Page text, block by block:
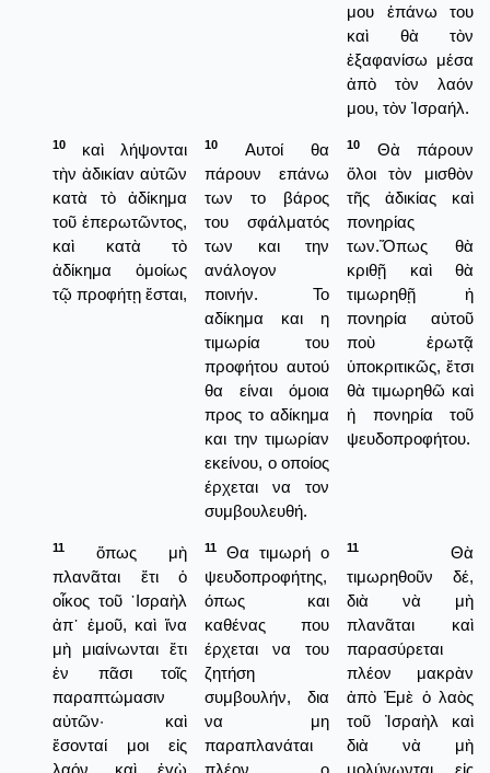
μου ἐπάνω του
καὶ θὰ τὸν
ἐξαφανίσω μέσα
ἀπὸ τὸν λαόν
μου, τὸν Ἰσραήλ.
10
καὶ λήψονται
τὴν ἀδικίαν αὐτῶν
κατὰ τὸ ἀδίκημα
τοῦ ἐπερωτῶντος,
καὶ κατὰ τὸ
ἀδίκημα ὁμοίως
τῷ προφήτῃ ἔσται,
10
Αυτοί θα
πάρουν επάνω
των το βάρος
του σφάλματός
των και την
ανάλογον
ποινήν. Το
αδίκημα και η
τιμωρία του
προφήτου αυτού
θα είναι όμοια
προς το αδίκημα
και την τιμωρίαν
εκείνου, ο οποίος
έρχεται να τον
συμβουλευθή.
10
Θὰ πάρουν
ὅλοι τὸν μισθὸν
τῆς ἀδικίας καὶ
πονηρίας
των.Ὅπως θὰ
κριθῇ καὶ θὰ
τιμωρηθῇ ἡ
πονηρία αὐτοῦ
ποὺ ἐρωτᾷ
ὑποκριτικῶς, ἔτσι
θὰ τιμωρηθῶ καὶ
ἡ πονηρία τοῦ
ψευδοπροφήτου.
11
ὅπως μὴ
πλανᾶται ἔτι ὁ
οἶκος τοῦ ᾿Ισραὴλ
ἀπ᾿ ἐμοῦ, καὶ ἵνα
μὴ μιαίνωνται ἔτι
ἐν πᾶσι τοῖς
παραπτώμασιν
αὐτῶν· καὶ
ἔσονταί μοι εἰς
λαόν, καὶ ἐγὼ
11
Θα τιμωρή ο
ψευδοπροφήτης,
όπως και
καθένας που
έρχεται να του
ζητήση
συμβουλήν, δια
να μη
παραπλανάται
πλέον ο
11
Θὰ
τιμωρηθοῦν δέ,
διὰ νὰ μὴ
πλανᾶται καὶ
παρασύρεται
πλέον μακρὰν
ἀπὸ Ἐμὲ ὁ λαὸς
τοῦ Ἰσραὴλ καὶ
διὰ νὰ μὴ
μολύνωνται εἰς